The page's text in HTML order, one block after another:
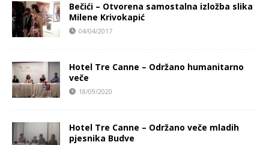
Bečići – Otvorena samostalna izložba slika
Milene Krivokapić
04/04/2017
Hotel Tre Canne – Održano humanitarno
veče
18/09/2020
Hotel Tre Canne – Održano veče mladih
pjesnika Budve